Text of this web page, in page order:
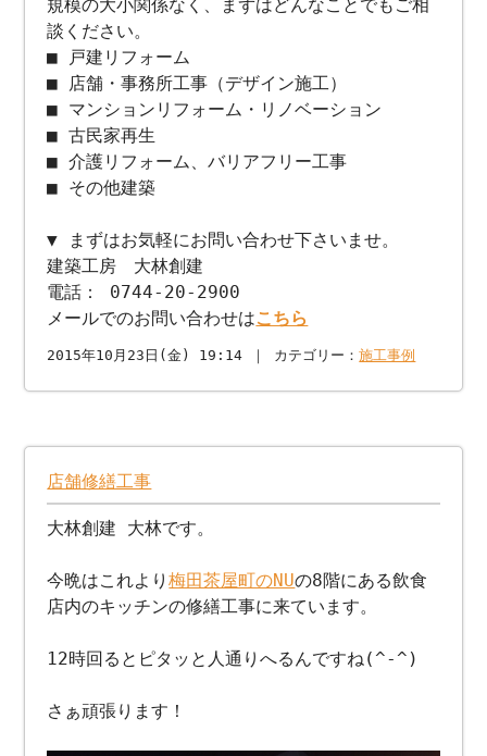
規模の大小関係なく、まずはどんなことでもご相
談ください。
■ 戸建リフォーム
■ 店舗・事務所工事（デザイン施工）
■ マンションリフォーム・リノベーション
■ 古民家再生
■ 介護リフォーム、バリアフリー工事
■ その他建築
▼ まずはお気軽にお問い合わせ下さいませ。
建築工房 大林創建
電話： 0744-20-2900
メールでのお問い合わせはこちら
2015年10月23日(金) 19:14 ｜ カテゴリー：施工事例
店舗修繕工事
大林創建 大林です。
今晩はこれより梅田茶屋町のNUの8階にある飲食
店内のキッチンの修繕工事に来ています。
12時回るとピタッと人通りへるんですね(^-^)
さぁ頑張ります！